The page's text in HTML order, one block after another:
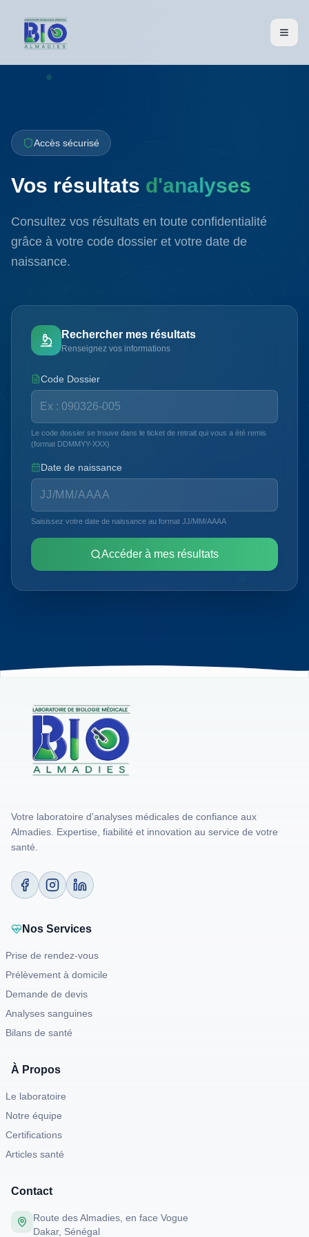
Accès sécurisé
Vos résultats d'analyses
Consultez vos résultats en toute confidentialité
grâce à votre code dossier et votre date de
naissance.
Rechercher mes résultats
Renseignez vos informations
Code Dossier
Le code dossier se trouve dans le ticket de retrait qui vous a été remis
(format DDMMYY-XXX)
Date de naissance
Saisissez votre date de naissance au format JJ/MM/AAAA
Accéder à mes résultats
Votre laboratoire d'analyses médicales de confiance aux
Almadies. Expertise, fiabilité et innovation au service de votre
santé.
Nos Services
Prise de rendez-vous
Prélèvement à domicile
Demande de devis
Analyses sanguines
Bilans de santé
À Propos
Le laboratoire
Notre équipe
Certifications
Articles santé
Contact
Route des Almadies, en face Vogue
Dakar, Sénégal